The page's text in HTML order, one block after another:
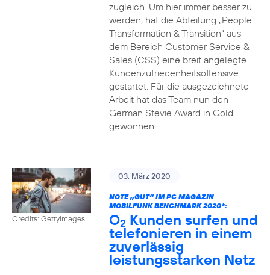
zugleich. Um hier immer besser zu
werden, hat die Abteilung „People
Transformation & Transition“ aus
dem Bereich Customer Service &
Sales (CSS) eine breit angelegte
Kundenzufriedenheitsoffensive
gestartet. Für die ausgezeichnete
Arbeit hat das Team nun den
German Stevie Award in Gold
gewonnen.
Credits: Gettyimages
03. März 2020
NOTE „GUT“ IM PC MAGAZIN
MOBILFUNK BENCHMARK 2020*:
O2 Kunden surfen und
telefonieren in einem
zuverlässig
leistungsstarken Netz